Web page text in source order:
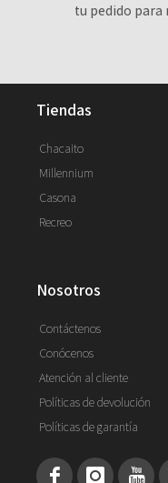
tu pedido para
tiendas
Chacaito
Millennium
Casona
Recreo
nosotros
Contáctenos
Conócenos
Atención al cliente
Políticas de devolución
Políticas de garantía